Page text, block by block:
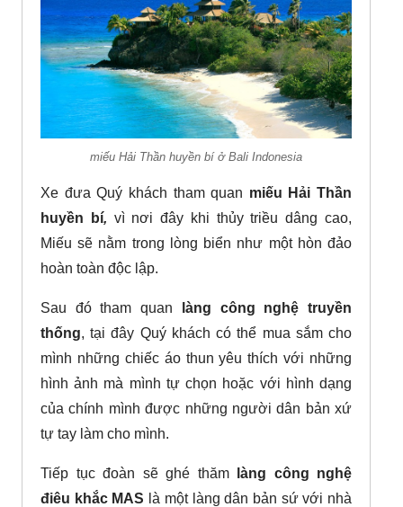
miếu Hải Thần huyền bí ở Bali Indonesia
Xe đưa Quý khách tham quan miếu Hải Thần
huyền bí, vì nơi đây khi thủy triều dâng cao,
Miếu sẽ nằm trong lòng biển như một hòn đảo
hoàn toàn độc lập.
Sau đó tham quan
làng công nghệ truyền
thống, tại đây Quý khách có thể mua sắm cho
mình những chiếc áo thun yêu thích với những
hình ảnh mà mình tự chọn hoặc với hình dạng
của chính mình được những người dân bản xứ
tự tay làm cho mình.
Tiếp tục đoàn sẽ ghé thăm
àng công nghệ
điêu khắc MAS là một làng dân bản sứ với nhà